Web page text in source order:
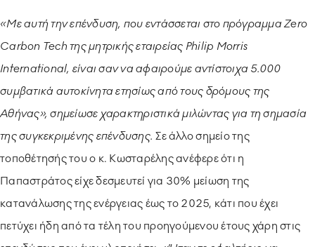
«Με αυτή την επένδυση, που εντάσσεται στο πρόγραμμα Zero
Carbon Tech της μητρικής εταιρείας Philip Morris
International, είναι σαν να αφαιρούμε αντίστοιχα 5.000
συμβατικά αυτοκίνητα ετησίως από τους δρόμους της
Αθήνας», σημείωσε χαρακτηριστικά μιλώντας για τη σημασία
της συγκεκριμένης επένδυσης.Σε άλλο σημείο της
τοποθέτησής του ο κ. Κωσταρέλης ανέφερε ότι η
Παπαστράτος είχε δεσμευτεί για 30% μείωση της
κατανάλωσης της ενέργειας έως το 2025, κάτι που έχει
πετύχει ήδη από τα τέλη του προηγούμενου έτους χάρη στις